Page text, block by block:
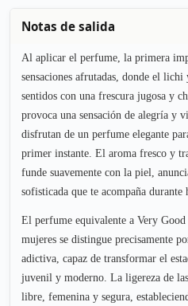
Notas de salida
Al aplicar el perfume, la primera
sensaciones afrutadas, donde el
sentidos con una frescura jugosa y
provoca una sensación de alegría y
disfrutan de un perfume elegante
primer instante. El aroma fresco y
funde suavemente con la piel,
sofisticada que te acompaña durante
El perfume equivalente a Very
mujeres se distingue precisamente
adictiva, capaz de transformar el
juvenil y moderno. La ligereza de
libre, femenina y segura,